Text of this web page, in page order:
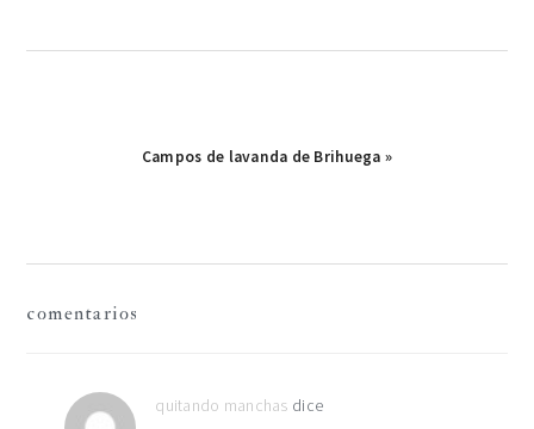
Publicación
Campos de lavanda de Brihuega »
interacciones
los
comentarios
quitando manchas dice